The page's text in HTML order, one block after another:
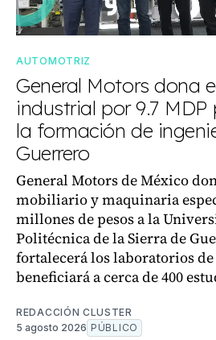
AUTOMOTRIZ
General Motors dona
industrial por 9.7
la formación de
Guerrero
General Motors de México
mobiliario y maquinaria
millones de pesos a la
Politécnica de la Sierra de
fortalecerá los laboratorios
beneficiará a cerca de 400
REDACCIÓN CLUSTER
5 agosto 2026 PÚBLICO